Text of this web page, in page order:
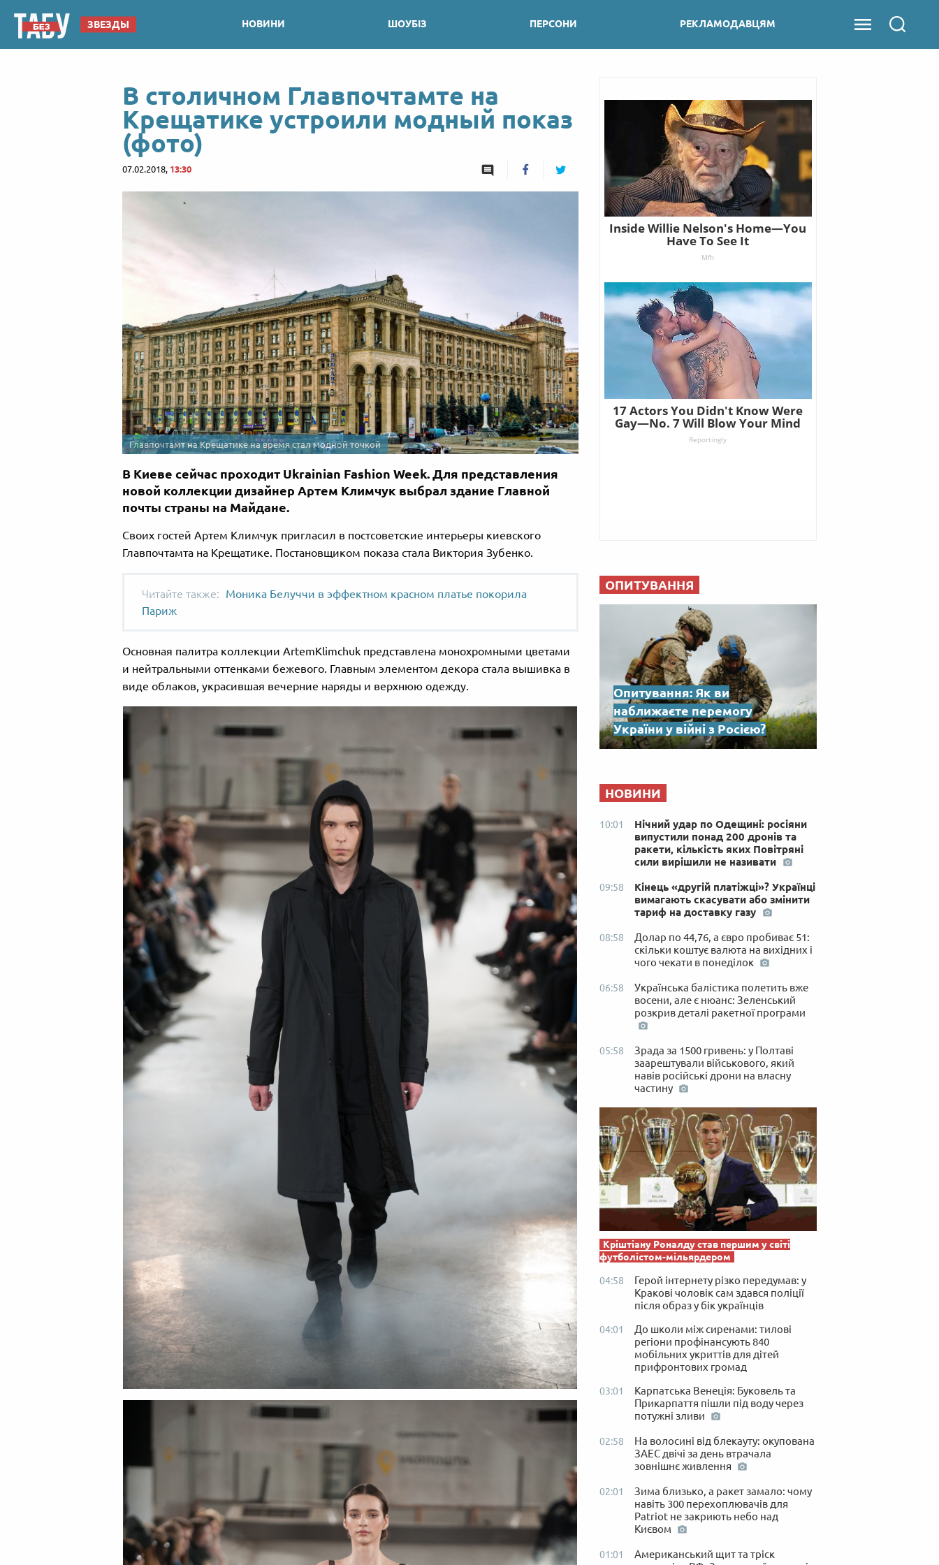
ЗВЕЗДЫ НОВИНИ ШОУБІЗ ПЕРСОНИ РЕКЛАМОДАВЦЯМ
В столичном Главпочтамте на
Крещатике устроили модный показ
(фото)
07.02.2018, 13:30
Главпочтамт на Крещатике на время стал модной точкой
В Киеве сейчас проходит Ukrainian Fashion Week. Для представления
новой коллекции дизайнер Артем Климчук выбрал здание Главной
почты страны на Майдане.
Своих гостей Артем Климчук пригласил в постсоветские интерьеры киевского
Главпочтамта на Крещатике. Постановщиком показа стала Виктория Зубенко.
Моника Белуччи в эффектном красном платье покорила
Париж
Основная палитра коллекции ArtemKlimchuk представлена монохромными цветами
и нейтральными оттенками бежевого. Главным элементом декора стала вышивка в
виде облаков, украсившая вечерние наряды и верхнюю одежду.
ОПИТУВАННЯ
Опитування: Як ви
наближаєте перемогу
України у війні з Росією?
НОВИНИ
10:01
Нічний удар по Одещині: росіяни
випустили понад 200 дронів та
ракети, кількість яких Повітряні
сили вирішили не називати
09:58
Кінець «другій платіжці»? Українці
вимагають скасувати або змінити
тариф на доставку газу
08:58
Долар по 44,76, а євро пробиває 51:
скільки коштує валюта на вихідних і
чого чекати в понеділок
06:58
Українська балістика полетить вже
восени, але є нюанс: Зеленський
розкрив деталі ракетної програми
05:58
Зрада за 1500 гривень: у Полтаві
заарештували військового, який
навів російські дрони на власну
частину
Кріштіану Роналду став першим у світі
футболістом-мільярдером
04:58
Герой інтернету різко передумав: у
Кракові чоловік сам здався поліції
після образ у бік українців
04:01
До школи між сиренами: тилові
регіони профінансують 840
мобільних укриттів для дітей
прифронтових громад
03:01
Карпатська Венеція: Буковель та
Прикарпаття пішли під воду через
потужні зливи
02:58
На волосині від блекауту: окупована
ЗАЕС двічі за день втрачала
зовнішнє живлення
02:01
Зима близько, а ракет замало: чому
навіть 300 перехоплювачів для
Patriot не закриють небо над
Києвом
01:01
Американський щит та тріск